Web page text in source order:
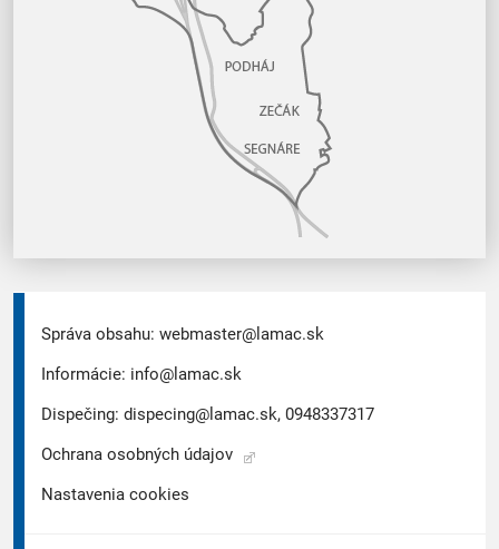
Správa obsahu: webmaster@lamac.sk
Informácie: info@lamac.sk
Dispečing: dispecing@lamac.sk, 0948337317
Ochrana osobných údajov
Nastavenia cookies